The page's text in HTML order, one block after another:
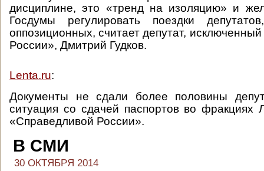
дисциплине, это «тренд на изоляцию» и
Госдумы регулировать поездки
оппозиционных, считает депутат,
России», Дмитрий Гудков.
Lenta.ru:
Документы не сдали более половины
ситуация со сдачей паспортов во
«Справедливой России».
В СМИ
30 ОКТЯБРЯ 2014